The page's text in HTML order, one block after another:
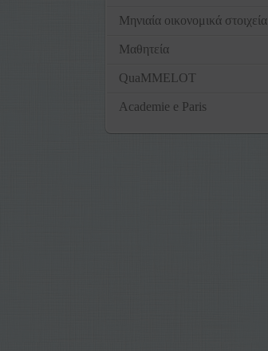
Μηνιαία οικονομικά στοιχεία
Μαθητεία
QuaMMELOT
Academie e Paris